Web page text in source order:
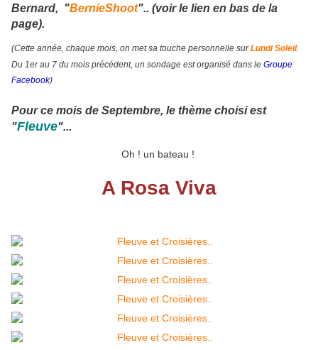
Bernard, "BernieShoot".. (voir le lien en bas de la
page).
(Cette année, chaque mois, on met sa touche personnelle surLundi Soleil.
Du 1er au 7 du mois précédent, un sondage est organisé dans le Groupe
Facebook)
Pour ce mois de Septembre, le thème choisi est
"Fleuve"...
Oh ! un bateau !
A Rosa Viva